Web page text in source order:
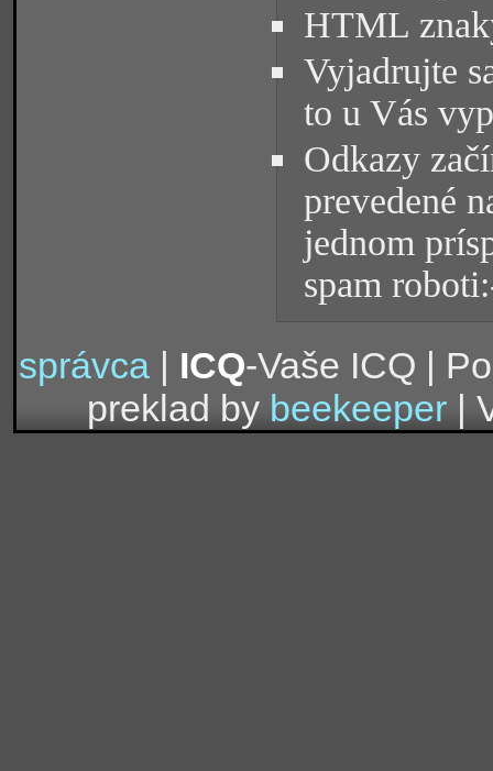
HTML
Vyjadrujte
to u Vás
Odkazy
prevedené
jednom
spam
správca| ICQ-Vaše ICQ |
preklad by beekeeper |